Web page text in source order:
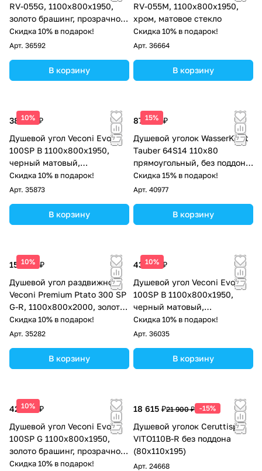
RV-055G, 1100х800х1950,
золото брашинг, прозрачное
стекло
Скидка 10% в подарок!
Арт. 36592
В корзину
RV-055M, 1100х800х1950,
хром, матовое стекло
Скидка 10% в подарок!
Арт. 36664
В корзину
10%
38 100 ₽
Душевой угол Veconi Evo
100SP B 1100х800x1950,
черный матовый,
прозрачное стекло
Скидка 10% в подарок!
Арт. 35873
В корзину
15%
87 000 ₽
Душевой уголок WasserKraft
Tauber 64S14 110х80
прямоугольный, без поддона,
прозрачное стекло, никель
Скидка 15% в подарок!
Арт. 40977
В корзину
10%
157 113 ₽
Душевой угол раздвижной
Veconi Premium Ptato 300 SP
G-R, 1100х800x2000, золото
брашированный, стекло
прозрачное
Скидка 10% в подарок!
Арт. 35282
В корзину
10%
43 697 ₽
Душевой угол Veconi Evo
100SP B 1100х800x1950,
черный матовый,
тонированное стекло
Скидка 10% в подарок!
Арт. 36035
В корзину
10%
42 624 ₽
Душевой угол Veconi Evo
100SP G 1100х800x1950,
золото брашинг, прозрачное
стекло
Скидка 10% в подарок!
18 615 ₽21 900 ₽ -15%
Душевой уголок Ceruttispa
VITO110B-R без поддона
(80x110x195)
Арт. 24668